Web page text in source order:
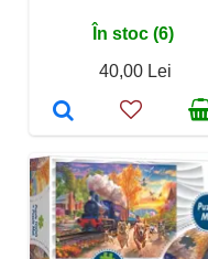
În stoc (6)
40,00 Lei